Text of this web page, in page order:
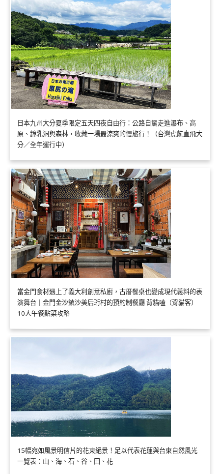
日本九州大分夏季限定五天四夜自由行：公路自駕走進瀑布、高
原、鐘乳洞與森林，收藏一場最涼爽的慢旅行！（台灣虎航直飛大
分／全年運行中）
當金門食材遇上了義大利創意私廚，古厝餐桌也變成現代義料的表
演舞台｜金門金沙鎮沙美后珩村的預約制餐廳 背貓嗑（背貓客）
10人午餐點菜攻略
15幅宛如風景明信片的花東絕景！足以代表花蓮與台東自然風光
一覽表：山、海、石、谷、田、花